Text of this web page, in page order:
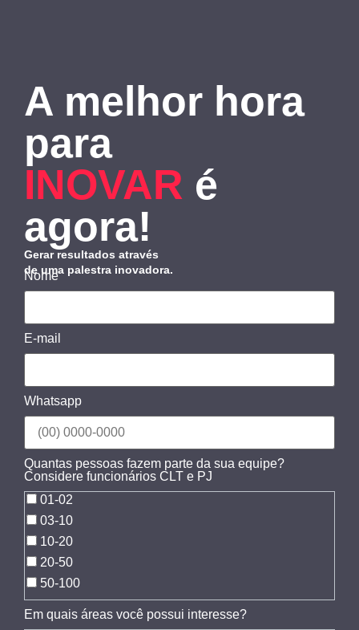
A melhor hora
para
INOVAR é
agora!
Gerar resultados através
de uma palestra inovadora.
Nome
E-mail
Whatsapp
Quantas pessoas fazem parte da sua equipe?
Considere funcionários CLT e PJ
01-02
03-10
10-20
20-50
50-100
Em quais áreas você possui interesse?